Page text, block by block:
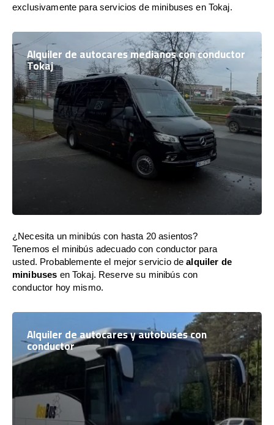
exclusivamente para servicios de minibuses en Tokaj.
Alquiler de autocares medianos con conductor
Tokaj
¿Necesita un minibús con hasta 20 asientos?
Tenemos el minibús adecuado con conductor para
usted. Probablemente el mejor servicio dealquiler de
minibuses en Tokaj. Reserve su minibús con
conductor hoy mismo.
Alquiler de autocares y autobuses con
conductor